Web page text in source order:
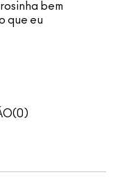
bem
que eu
0